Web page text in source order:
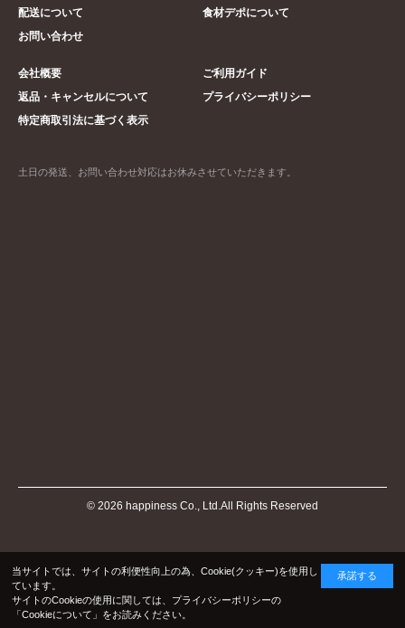
配送について
食材デポについて
お問い合わせ
会社概要
ご利用ガイド
返品・キャンセルについて
プライバシーポリシー
特定商取引法に基づく表示
土日の発送、お問い合わせ対応はお休みさせていただきます。
© 2026 happiness Co., Ltd.All Rights Reserved
当サイトでは、サイトの利便性向上の為、Cookie(クッキー)を使用し
ています。
サイトのCookieの使用に関しては、プライバシーポリシーの
「Cookieについて」 をお読みください。
承諾する